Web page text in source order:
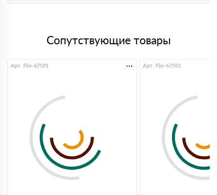
Сопутствующие товары
Арт. Fbv-67591 Арт. Fbv-67592